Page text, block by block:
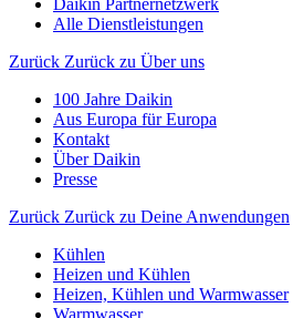
Daikin Partnernetzwerk
Alle Dienstleistungen
Zurück Zurück zu Über uns
100 Jahre Daikin
Aus Europa für Europa
Kontakt
Über Daikin
Presse
Zurück Zurück zu Deine Anwendungen
Kühlen
Heizen und Kühlen
Heizen, Kühlen und Warmwasser
Warmwasser